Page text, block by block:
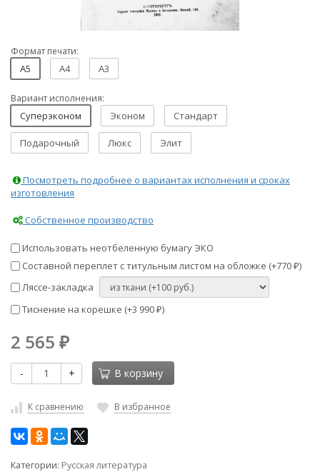
Формат печати:
A5 A4 A3
Вариант исполнения:
Суперэконом Эконом Стандарт
Подарочный Люкс Элит
Посмотреть подробнее о вариантах исполнения и сроках
изготовления
Собственное производство
Использовать неотбеленную бумагу ЭКО
Составной переплет с титульным листом на обложке (+770 ₽)
Ляссе-закладка
Тиснение на корешке (+3 990 ₽)
2 565 ₽
- + В корзину
К сравнению В избранное
Категории: Русская литература